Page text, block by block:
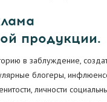
продукции.
в заблуждение,
блогеры,
личности